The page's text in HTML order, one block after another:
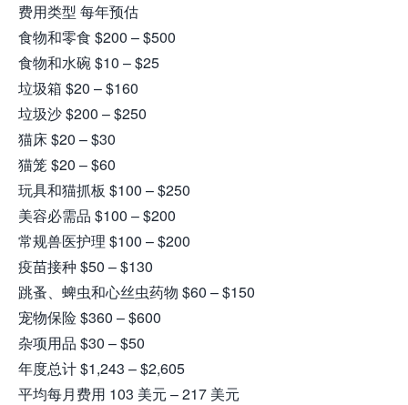
费用类型 每年预估
食物和零食 $200 – $500
食物和水碗 $10 – $25
垃圾箱 $20 – $160
垃圾沙 $200 – $250
猫床 $20 – $30
猫笼 $20 – $60
玩具和猫抓板 $100 – $250
美容必需品 $100 – $200
常规兽医护理 $100 – $200
疫苗接种 $50 – $130
跳蚤、蜱虫和心丝虫药物 $60 – $150
宠物保险 $360 – $600
杂项用品 $30 – $50
年度总计 $1,243 – $2,605
平均每月费用 103 美元 – 217 美元